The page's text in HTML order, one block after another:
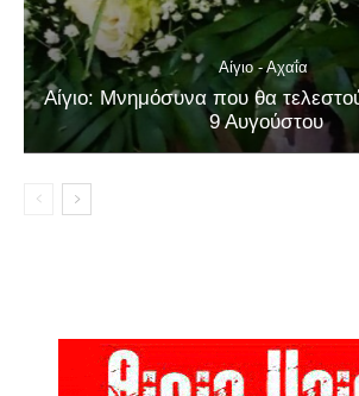
Αίγιο - Αχαΐα
Αίγιο: Μνημόσυνα που θα
9 Αυγούστου